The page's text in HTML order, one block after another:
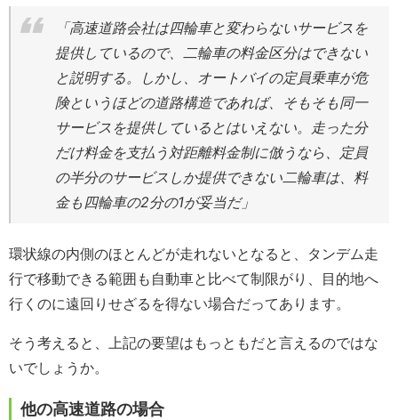
「高速道路会社は四輪車と変わらないサービスを
提供しているので、二輪車の料金区分はできない
と説明する。しかし、オートバイの定員乗車が危
険というほどの道路構造であれば、そもそも同一
サービスを提供しているとはいえない。走った分
だけ料金を支払う対距離料金制に倣うなら、定員
の半分のサービスしか提供できない二輪車は、料
金も四輪車の2分の1が妥当だ」
環状線の内側のほとんどが走れないとなると、タンデム走
行で移動できる範囲も自動車と比べて制限がり、目的地へ
行くのに遠回りせざるを得ない場合だってあります。
そう考えると、上記の要望はもっともだと言えるのではな
いでしょうか。
他の高速道路の場合